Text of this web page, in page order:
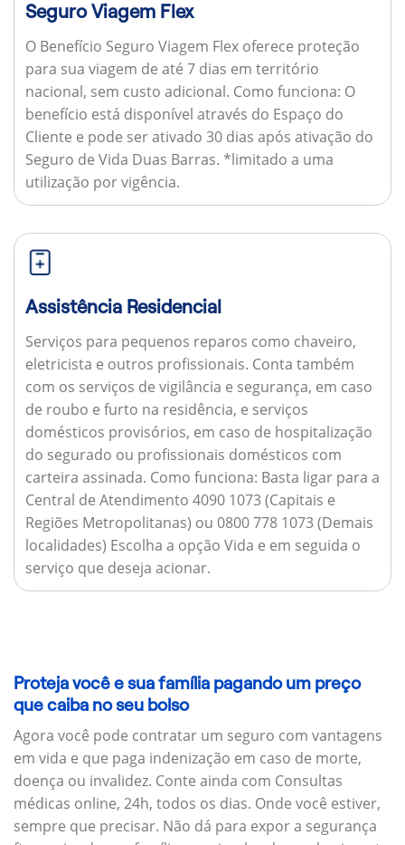
Seguro Viagem Flex
O Benefício Seguro Viagem Flex oferece proteção
para sua viagem de até 7 dias em território
nacional, sem custo adicional. Como funciona: O
benefício está disponível através do Espaço do
Cliente e pode ser ativado 30 dias após ativação do
Seguro de Vida Duas Barras. *limitado a uma
utilização por vigência.
Assistência Residencial
Serviços para pequenos reparos como chaveiro,
eletricista e outros profissionais. Conta também
com os serviços de vigilância e segurança, em caso
de roubo e furto na residência, e serviços
domésticos provisórios, em caso de hospitalização
do segurado ou profissionais domésticos com
carteira assinada. Como funciona: Basta ligar para a
Central de Atendimento 4090 1073 (Capitais e
Regiões Metropolitanas) ou 0800 778 1073 (Demais
localidades) Escolha a opção Vida e em seguida o
serviço que deseja acionar.
Proteja você e sua família pagando um preço
que caiba no seu bolso
Agora você pode contratar um seguro com vantagens
em vida e que paga indenização em caso de morte,
doença ou invalidez. Conte ainda com Consultas
médicas online, 24h, todos os dias. Onde você estiver,
sempre que precisar. Não dá para expor a segurança